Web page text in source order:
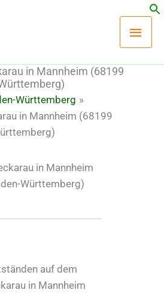
in Mannheim (68199
Württemberg
in Mannheim (68199
in Mannheim
Württemberg)
auf dem
in Mannheim